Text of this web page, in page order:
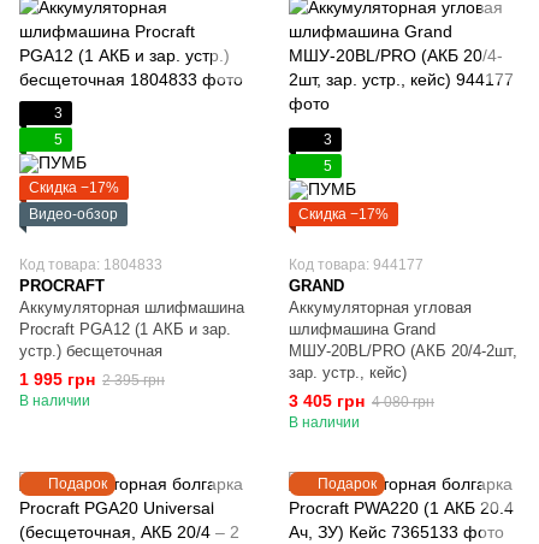
3
5
Скидка −17%
Видео-обзор
Код товара: 1804833
PROCRAFT
Аккумуляторная шлифмашина
Procraft PGA12 (1 АКБ и зар.
устр.) бесщеточная
1 995 грн 2 395 грн
В наличии
3
5
Скидка −17%
Код товара: 944177
GRAND
Аккумуляторная угловая
шлифмашина Grand
МШУ-20BL/PRO (АКБ 20/4-2шт,
зар. устр., кейс)
3 405 грн 4 080 грн
В наличии
Подарок Подарок